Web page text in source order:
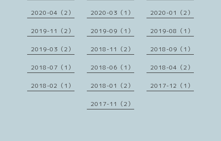
2020-04（2） 2020-03（1） 2020-01（2）
2019-11（2） 2019-09（1） 2019-08（1）
2019-03（2） 2018-11（2） 2018-09（1）
2018-07（1） 2018-06（1） 2018-04（2）
2018-02（1） 2018-01（2） 2017-12（1）
2017-11（2）